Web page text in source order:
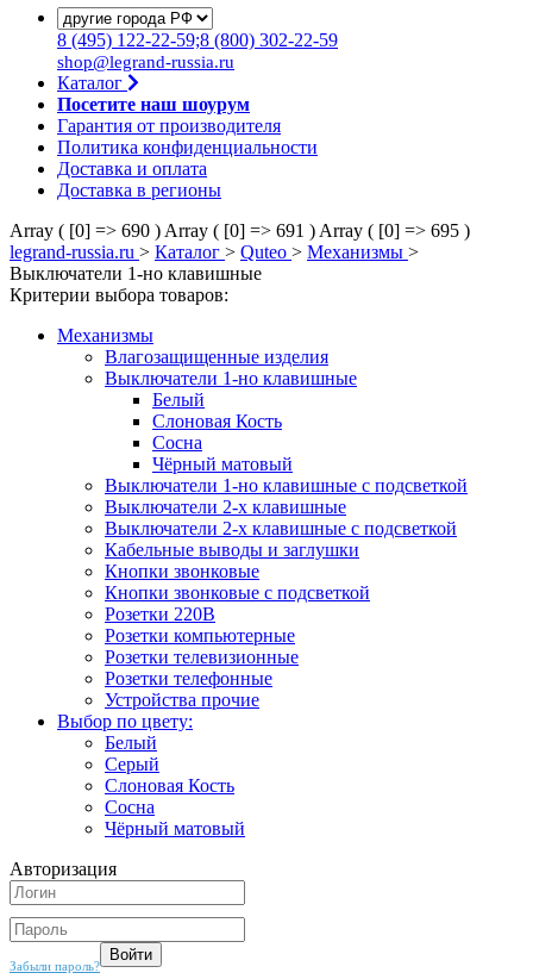
8 (495) 122-22-59;8 (800) 302-22-59
shop@legrand-russia.ru
Каталог
Посетите наш шоурум
Гарантия от производителя
Политика конфиденциальности
Доставка и оплата
Доставка в регионы
Array ( [0] => 690 ) Array ( [0] => 691 ) Array ( [0] => 695 )
legrand-russia.ru > Каталог > Quteo > Механизмы >
Выключатели 1-но клавишные
Критерии выбора товаров:
Механизмы
Влагозащищенные изделия
Выключатели 1-но клавишные
Белый
Слоновая Кость
Сосна
Чёрный матовый
Выключатели 1-но клавишные с подсветкой
Выключатели 2-х клавишные
Выключатели 2-х клавишные с подсветкой
Кабельные выводы и заглушки
Кнопки звонковые
Кнопки звонковые с подсветкой
Розетки 220В
Розетки компьютерные
Розетки телевизионные
Розетки телефонные
Устройства прочие
Выбор по цвету:
Белый
Серый
Слоновая Кость
Сосна
Чёрный матовый
Авторизация
Забыли пароль?